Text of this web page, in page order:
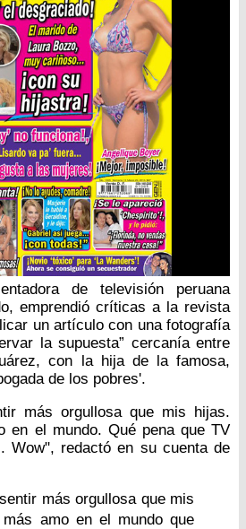
de televisión peruana
emprendió críticas a la revista
un artículo con una fotografía
la supuesta” cercanía entre
con la hija de la famosa,
de los pobres'.
más orgullosa que mis hijas.
en el mundo. Qué pena que TV
Wow", redactó en su cuenta de
más orgullosa que mis
amo en el mundo que